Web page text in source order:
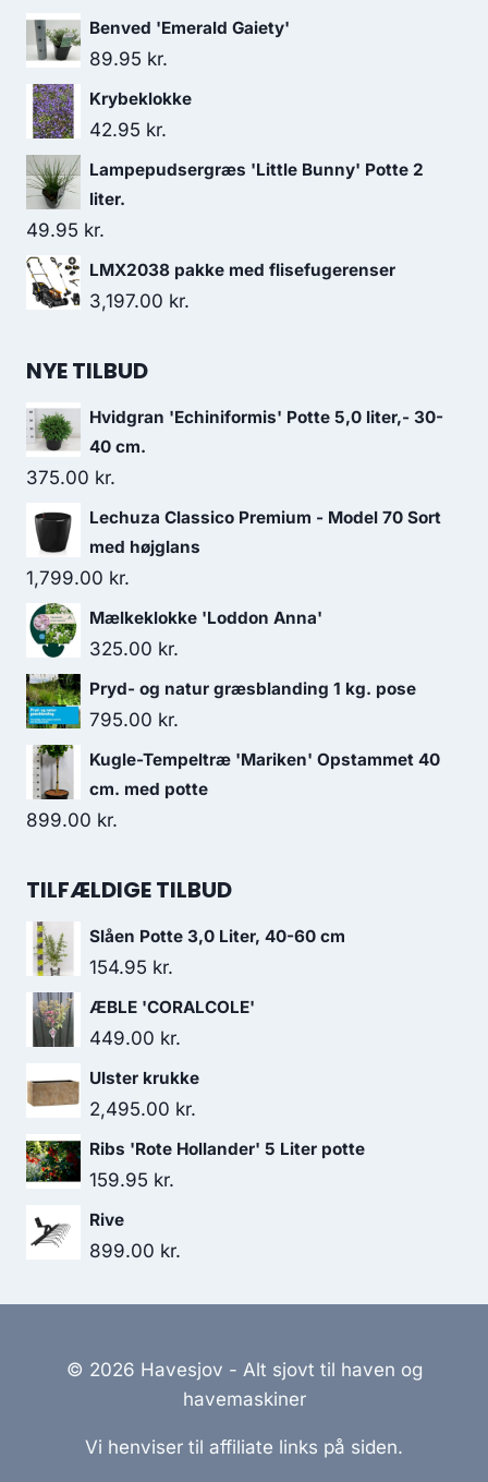
Benved 'Emerald Gaiety'
89.95 kr.
Krybeklokke
42.95 kr.
Lampepudsergræs 'Little Bunny' Potte 2
liter.
49.95 kr.
LMX2038 pakke med flisefugerenser
3,197.00 kr.
NYE TILBUD
Hvidgran 'Echiniformis' Potte 5,0 liter,- 30-
40 cm.
375.00 kr.
Lechuza Classico Premium - Model 70 Sort
med højglans
1,799.00 kr.
Mælkeklokke 'Loddon Anna'
325.00 kr.
Pryd- og natur græsblanding 1 kg. pose
795.00 kr.
Kugle-Tempeltræ 'Mariken' Opstammet 40
cm. med potte
899.00 kr.
TILFÆLDIGE TILBUD
Slåen Potte 3,0 Liter, 40-60 cm
154.95 kr.
ÆBLE 'CORALCOLE'
449.00 kr.
Ulster krukke
2,495.00 kr.
Ribs 'Rote Hollander' 5 Liter potte
159.95 kr.
Rive
899.00 kr.
© 2026 Havesjov - Alt sjovt til haven og
havemaskiner
Vi henviser til affiliate links på siden.